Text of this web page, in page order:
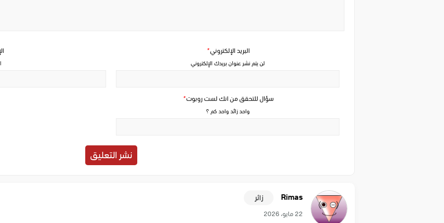
سؤال للتحقق من انك لست روبوت*
واحد زائد واحد كم ؟
البريد الإلكتروني*
لن يتم نشر عنوان بريدك الإلكتروني
Rimas زائر
22 مايو، 2026